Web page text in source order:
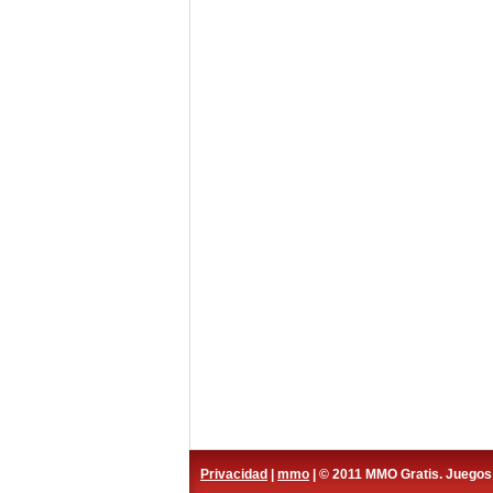
Privacidad mmo | © 2011 MMO Gratis.